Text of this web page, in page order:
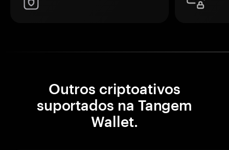
Outros criptoativos
suportados na Tangem
Wallet.